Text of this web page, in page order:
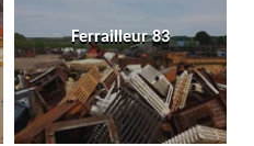
Ferrailleur 83